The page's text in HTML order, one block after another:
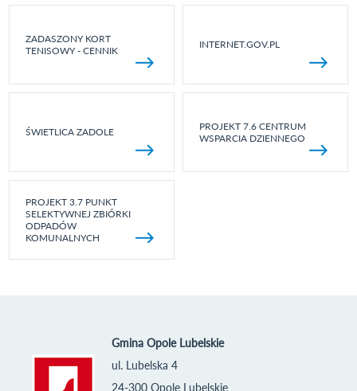
ZADASZONY KORT
TENISOWY - CENNIK
INTERNET.GOV.PL
ŚWIETLICA ZADOLE
PROJEKT 7.6 CENTRUM
WSPARCIA DZIENNEGO
PROJEKT 3.7 PUNKT
SELEKTYWNEJ ZBIÓRKI
ODPADÓW
KOMUNALNYCH
Gmina Opole Lubelskie
ul. Lubelska 4
24-300 Opole Lubelskie